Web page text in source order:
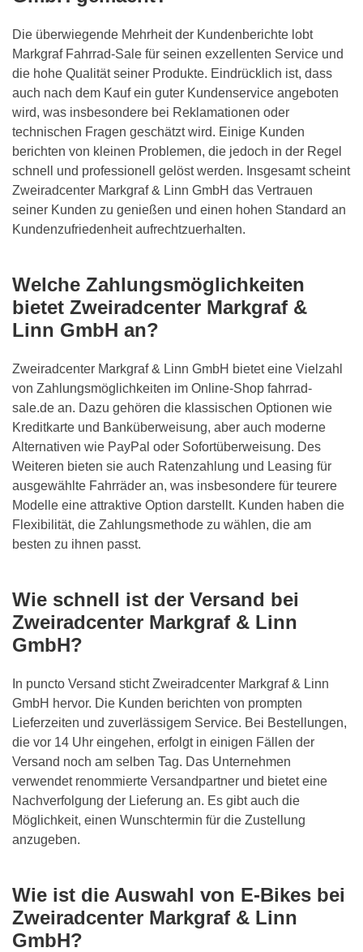
Die überwiegende Mehrheit der Kundenberichte lobt
Markgraf Fahrrad-Sale für seinen exzellenten Service und
die hohe Qualität seiner Produkte. Eindrücklich ist, dass
auch nach dem Kauf ein guter Kundenservice angeboten
wird, was insbesondere bei Reklamationen oder
technischen Fragen geschätzt wird. Einige Kunden
berichten von kleinen Problemen, die jedoch in der Regel
schnell und professionell gelöst werden. Insgesamt scheint
Zweiradcenter Markgraf & Linn GmbH das Vertrauen
seiner Kunden zu genießen und einen hohen Standard an
Kundenzufriedenheit aufrechtzuerhalten.
Welche Zahlungsmöglichkeiten
bietet Zweiradcenter Markgraf &
Linn GmbH an?
Zweiradcenter Markgraf & Linn GmbH bietet eine Vielzahl
von Zahlungsmöglichkeiten im Online-Shop fahrrad-
sale.de an. Dazu gehören die klassischen Optionen wie
Kreditkarte und Banküberweisung, aber auch moderne
Alternativen wie PayPal oder Sofortüberweisung. Des
Weiteren bieten sie auch Ratenzahlung und Leasing für
ausgewählte Fahrräder an, was insbesondere für teurere
Modelle eine attraktive Option darstellt. Kunden haben die
Flexibilität, die Zahlungsmethode zu wählen, die am
besten zu ihnen passt.
Wie schnell ist der Versand bei
Zweiradcenter Markgraf & Linn
GmbH?
In puncto Versand stichtZweiradcenter Markgraf & Linn
GmbH hervor. Die Kunden berichten von prompten
Lieferzeiten und zuverlässigem Service. Bei Bestellungen,
die vor 14 Uhr eingehen, erfolgt in einigen Fällen der
Versand noch am selben Tag. Das Unternehmen
verwendet renommierte Versandpartner und bietet eine
Nachverfolgung der Lieferung an. Es gibt auch die
Möglichkeit, einen Wunschtermin für die Zustellung
anzugeben.
Wie ist die Auswahl von E-Bikes bei
Zweiradcenter Markgraf & Linn
GmbH?